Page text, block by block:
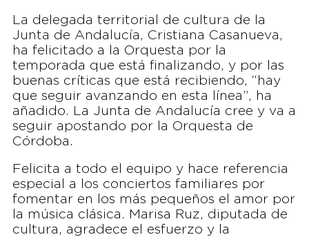
La delegada territorial de cultura de la
Junta de Andalucía, Cristiana Casanueva,
ha felicitado a la Orquesta por la
temporada que está finalizando, y por las
buenas críticas que está recibiendo, “hay
que seguir avanzando en esta línea”, ha
añadido. La Junta de Andalucía cree y va a
seguir apostando por la Orquesta de
Córdoba.
Felicita a todo el equipo y hace referencia
especial a los conciertos familiares por
fomentar en los más pequeños el amor por
la música clásica. Marisa Ruz, diputada de
cultura, agradece el esfuerzo y la